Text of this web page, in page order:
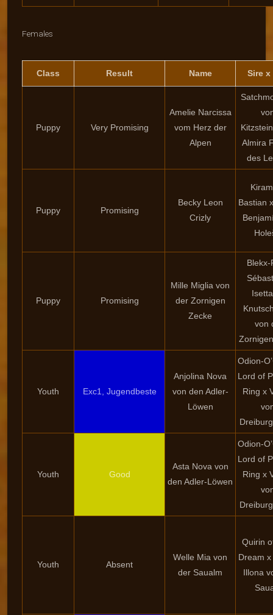
Females
Class Result Name Sire x
Puppy Very Promising
Amelie Narcissa
vom Herz der
Alpen
Almira
des
Puppy Promising
Becky Leon
Crizly
Bastian
Puppy Promising
Mille Miglia von
der Zornigen
Zecke
von
Youth Exc1, Jugendbeste
Anjolina Nova
von den Adler-
Löwen
Odion-
Lord of
Ring x
Youth Good
Asta Nova von
den Adler-Löwen
Odion-
Lord of
Ring x
Youth Absent
Welle Mia von
der Saualm
Quirin
Dream
Illona